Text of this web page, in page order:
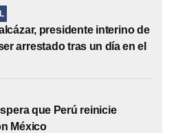
presidente interino de
arrestado tras un día en el
que Perú reinicie
México